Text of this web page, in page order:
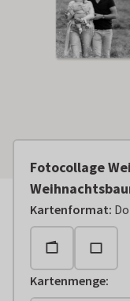
Fotocollage
Kartenformat:
Kartenmenge: